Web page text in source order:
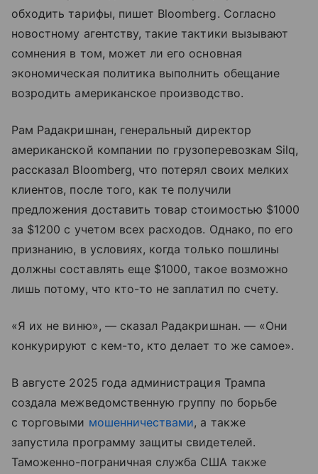
обходить тарифы, пишет Bloomberg. Согласно
новостному агентству, такие тактики вызывают
сомнения в том, может ли его основная
экономическая политика выполнить обещание
возродить американское производство.
Рам Радакришнан, генеральный директор
американской компании по грузоперевозкам Silq,
рассказал Bloomberg, что потерял своих мелких
клиентов, после того, как те получили
предложения доставить товар стоимостью $1000
за $1200 с учетом всех расходов. Однако, по его
признанию, в условиях, когда только пошлины
должны составлять еще $1000, такое возможно
лишь потому, что кто-то не заплатил по счету.
«Я их не виню», — сказал Радакришнан. — «Они
конкурируют с кем-то, кто делает то же самое».
В августе 2025 года администрация Трампа
создала межведомственную группу по борьбе
с торговыми мошенничествами, а также
запустила программу защиты свидетелей.
Таможенно-пограничная служба США также